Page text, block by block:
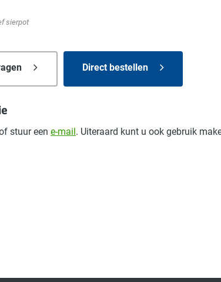
sierpot
Direct bestellen
stuur een e-mail. Uiteraard kunt u ook gebruik